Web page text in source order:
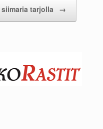
tarjolla →